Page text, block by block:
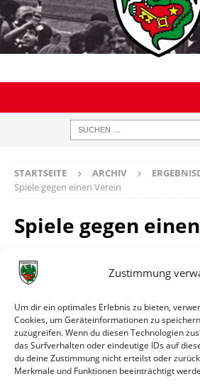
Zustimmung
Um dir ein optimales Erlebnis zu bieten,
Cookies, um Geräteinformationen zu
zuzugreifen. Wenn du diesen Technologien
das Surfverhalten oder eindeutige IDs auf
du deine Zustimmung nicht erteilst oder
Merkmale und Funktionen beeinträchtigt
STARTSEITE ARCHIV
Spiele gegen einen Verein
Spiele gegen
SC Rodau
Bilanz 1 Spiele / 1 Siege / 0 Remis / 0
Datum
Paarung Ergebnis
18.10.1989
SC Rodau
-
Wormatia
2:8